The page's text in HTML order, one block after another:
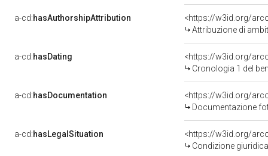
a-cd:hasAuthorshipAttribution
<https://w3id.org/
Attribuzione di
a-cd:hasDating
<https://w3id.org/
Cronologia 1 del
a-cd:hasDocumentation
Documentazione
a-cd:hasLegalSituation
Condizione